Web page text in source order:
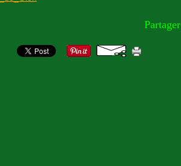
Partager